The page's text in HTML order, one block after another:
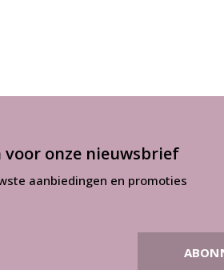
voor onze nieuwsbrief
aanbiedingen en promoties